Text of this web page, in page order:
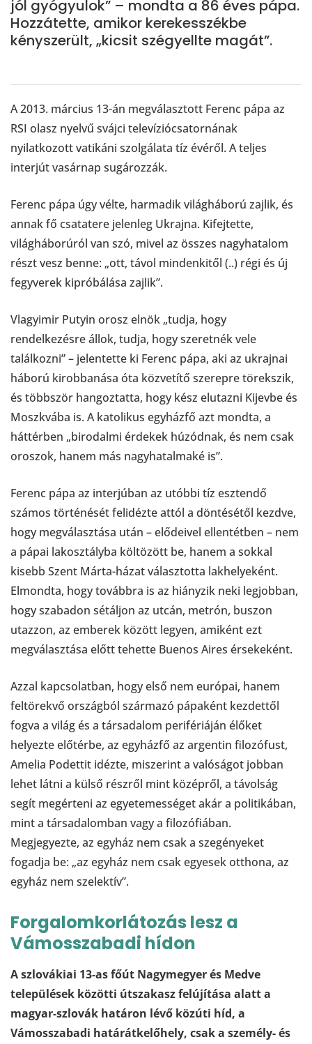
jól gyógyulok” – mondta a 86 éves pápa.
Hozzátette, amikor kerekesszékbe
kényszerült, „kicsit szégyellte magát”.
A 2013. március 13-án megválasztott Ferenc pápa az
RSI olasz nyelvű svájci televíziócsatornának
nyilatkozott vatikáni szolgálata tíz évéről. A teljes
interjút vasárnap sugározzák.
Ferenc pápa úgy vélte, harmadik világháború zajlik, és
annak fő csatatere jelenleg Ukrajna. Kifejtette,
világháborúról van szó, mivel az összes nagyhatalom
részt vesz benne: „ott, távol mindenkitől (..) régi és új
fegyverek kipróbálása zajlik”.
Vlagyimir Putyin orosz elnök „tudja, hogy
rendelkezésre állok, tudja, hogy szeretnék vele
találkozni” – jelentette ki Ferenc pápa, aki az ukrajnai
háború kirobbanása óta közvetítő szerepre törekszik,
és többször hangoztatta, hogy kész elutazni Kijevbe és
Moszkvába is. A katolikus egyházfő azt mondta, a
háttérben „birodalmi érdekek húzódnak, és nem csak
oroszok, hanem más nagyhatalmaké is”.
Ferenc pápa az interjúban az utóbbi tíz esztendő
számos történését felidézte attól a döntésétől kezdve,
hogy megválasztása után – elődeivel ellentétben – nem
a pápai lakosztályba költözött be, hanem a sokkal
kisebb Szent Márta-házat választotta lakhelyeként.
Elmondta, hogy továbbra is az hiányzik neki legjobban,
hogy szabadon sétáljon az utcán, metrón, buszon
utazzon, az emberek között legyen, amiként ezt
megválasztása előtt tehette Buenos Aires érsekeként.
Azzal kapcsolatban, hogy első nem európai, hanem
feltörekvő országból származó pápaként kezdettől
fogva a világ és a társadalom perifériáján élőket
helyezte előtérbe, az egyházfő az argentin filozófust,
Amelia Podettit idézte, miszerint a valóságot jobban
lehet látni a külső részről mint középről, a távolság
segít megérteni az egyetemességet akár a politikában,
mint a társadalomban vagy a filozófiában.
Megjegyezte, az egyház nem csak a szegényeket
fogadja be: „az egyház nem csak egyesek otthona, az
egyház nem szelektív”.
Forgalomkorlátozás lesz a
Vámosszabadi hídon
A szlovákiai 13-as főút Nagymegyer és Medve
települések közötti útszakasz felújítása alatt a
magyar-szlovák határon lévő közúti híd, a
Vámosszabadi határátkelőhely, csak a személy- és